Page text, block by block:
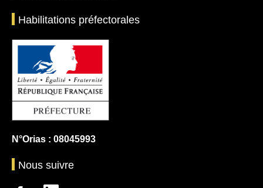
Habilitations préfectorales
N°Orias : 08045993
Nous suivre